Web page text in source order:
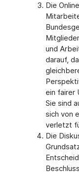
Die
und
darauf,
ein fairer
Sie sind
sich von
verletzt
Die